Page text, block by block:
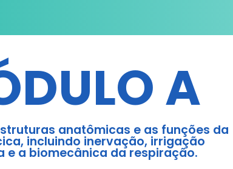
A
anatômicas e as funções da
incluindo inervação, irrigação
e a biomecânica da respiração.